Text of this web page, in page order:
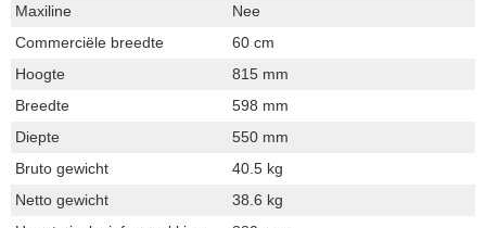
Maxiline
Nee
Commerciële breedte
60 cm
Hoogte
815 mm
Breedte
598 mm
Diepte
550 mm
Bruto gewicht
40.5 kg
Netto gewicht
38.6 kg